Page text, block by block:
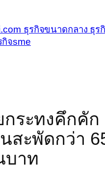
ธุรกิจขนาดกลาง ธุร
จsme
กระทงคึกคัก
สะพัดกว่า
บาท